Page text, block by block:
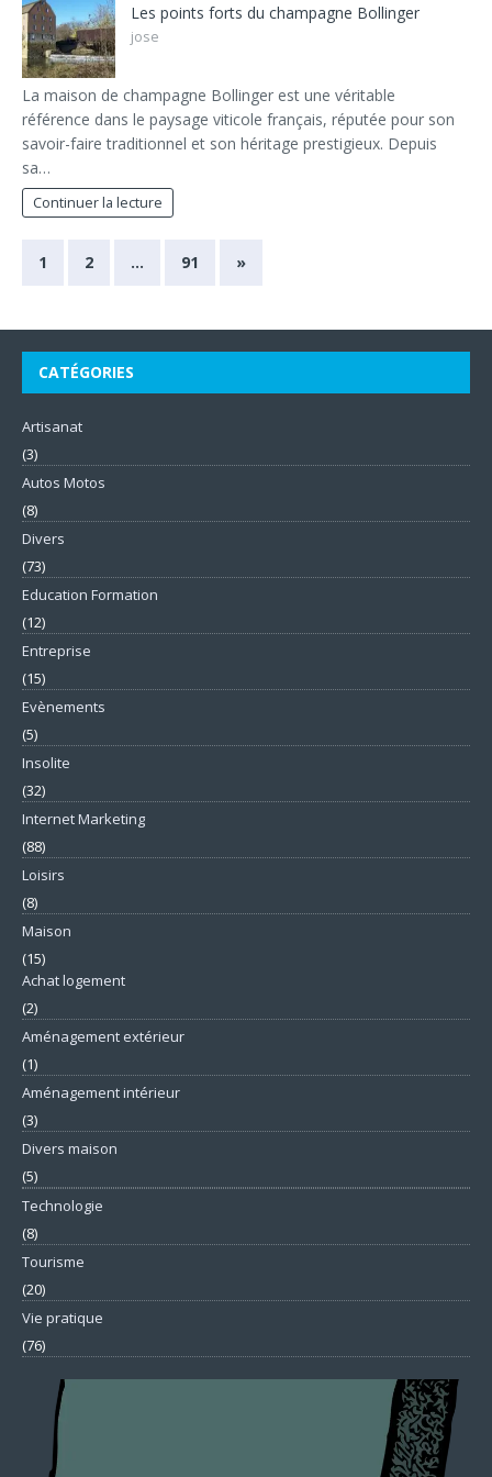
Les points forts du champagne Bollinger
jose
La maison de champagne Bollinger est une véritable
référence dans le paysage viticole français, réputée pour son
savoir-faire traditionnel et son héritage prestigieux. Depuis
sa…
Continuer la lecture
1 2 … 91 »
CATÉGORIES
Artisanat
(3)
Autos Motos
(8)
Divers
(73)
Education Formation
(12)
Entreprise
(15)
Evènements
(5)
Insolite
(32)
Internet Marketing
(88)
Loisirs
(8)
Maison
(15)
Achat logement
(2)
Aménagement extérieur
(1)
Aménagement intérieur
(3)
Divers maison
(5)
Technologie
(8)
Tourisme
(20)
Vie pratique
(76)